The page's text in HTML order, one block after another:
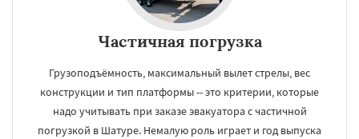
Частичная погрузка
Грузоподъёмность, максимальный вылет стрелы, вес
конструкции и тип платформы -- это критерии, которые
надо учитывать при заказе эвакуатора с частичной
погрузкой в Шатуре. Немалую роль играет и год выпуска